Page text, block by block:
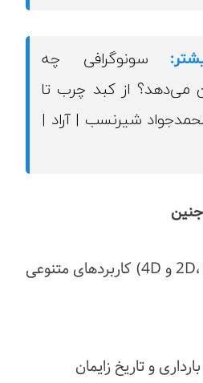
سونوگرافی چه
می‌دهد؟ از کبد چرب تا
شیرنسب | آراد |
سونوگرافی جنین (2D، 3D و 4D) کاربردهای متنوعی
و تاریخ زایمان